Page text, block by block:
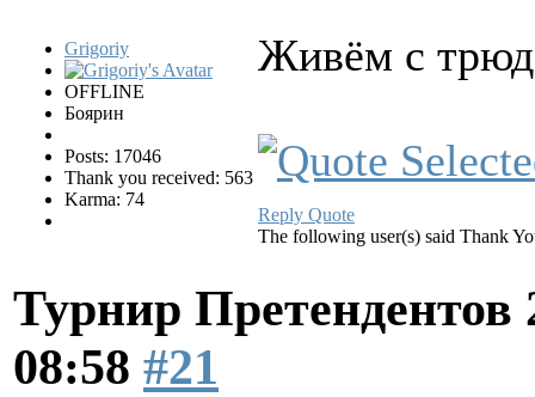
Grigoriy
OFFLINE
Боярин
Posts: 17046
Thank you received: 563
Karma: 74
Живём с
Reply Quote
The following user(s) said Thank
Турнир Претендентов
08:58 #21